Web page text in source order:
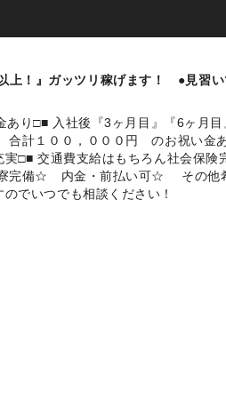
上！』ガッツリ稼げます！ ●見習い
あり□■ 入社後『3ヶ月目』『6ヶ月目
計１００，０００円 のお祝い金
実□■ 交通費支給はもちろん社会保険
完備☆ 内金・前払い可☆ その他
でいつでも相談ください！